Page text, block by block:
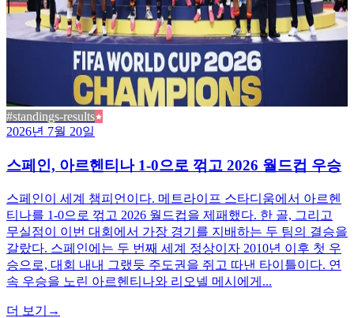
#standings-results
2026년 7월 20일
스페인, 아르헨티나 1-0으로 꺾고 2026 월드컵 우승
스페인이 세계 챔피언이다. 메트라이프 스타디움에서 아르헨
티나를 1-0으로 꺾고 2026 월드컵을 제패했다. 한 골, 그리고
무실점이 이번 대회에서 가장 경기를 지배하는 두 팀의 결승을
갈랐다. 스페인에는 두 번째 세계 정상이자 2010년 이후 첫 우
승으로, 대회 내내 그랬듯 주도권을 쥐고 따낸 타이틀이다. 연
속 우승을 노린 아르헨티나와 리오넬 메시에게...
더 보기 →